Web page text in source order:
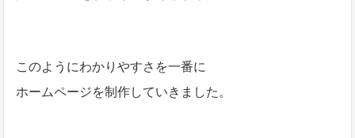
このようにわかりやすさを一番に
ホームページを制作していきました。